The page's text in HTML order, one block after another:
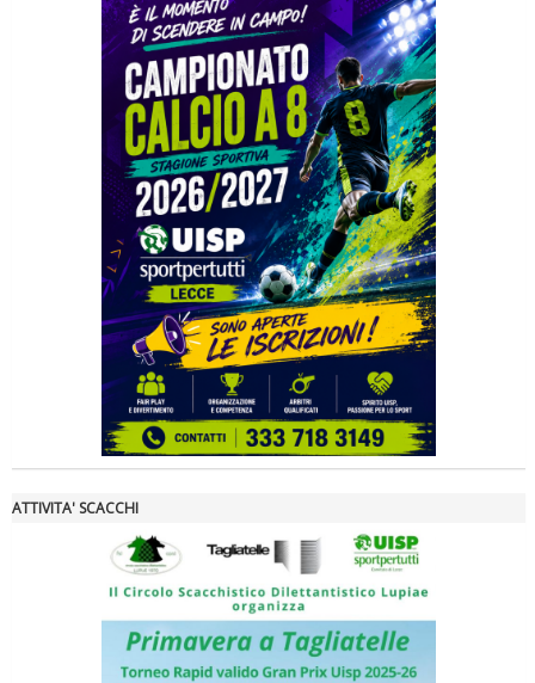
La formazione Uisp rallenta ma prosegue anche in estate
Tiziano Pesce nel Cda di Fondazione Terzjus: prima riunione a
ATTIVITA' SCACCHI